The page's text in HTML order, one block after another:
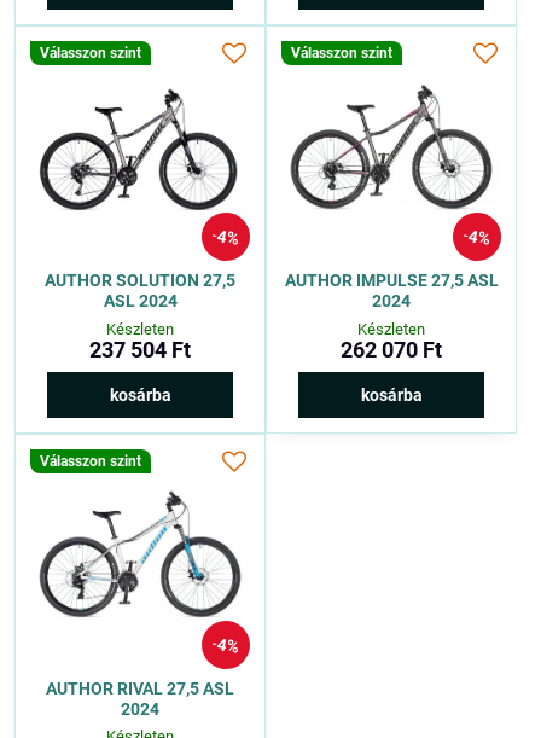
4%
Válasszon szint
AUTHOR SOLUTION 27,5
ASL 2024
Készleten
237 504 Ft
kosárba
4%
Válasszon szint
AUTHOR IMPULSE 27,5 ASL
2024
Készleten
262 070 Ft
kosárba
4%
Válasszon szint
AUTHOR RIVAL 27,5 ASL
2024